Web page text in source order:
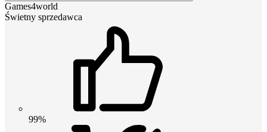
Games4world
Świetny sprzedawca
99%